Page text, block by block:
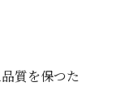
質を保つた